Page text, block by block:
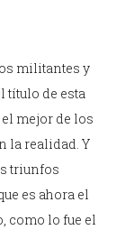
militantes y
título de esta
mejor de los
la realidad. Y
triunfos
es ahora el
como lo fue el